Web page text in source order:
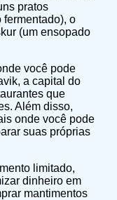
pratos
fermentado), o
(um ensopado
você pode
a capital do
que
Além disso,
onde você pode
suas próprias
limitado,
dinheiro em
mantimentos